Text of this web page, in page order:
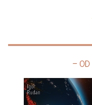
– OD